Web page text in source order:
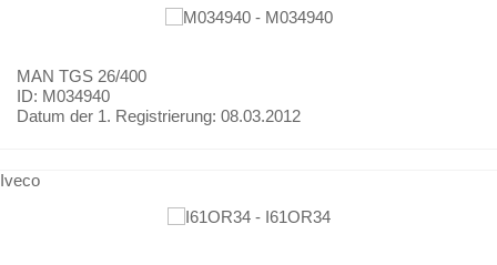
MAN TGS 26/400
ID: M034940
Datum der 1. Registrierung: 08.03.2012
Iveco